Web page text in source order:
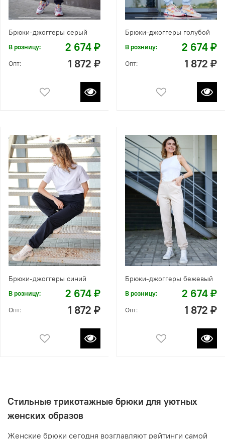
Брюки-джоггеры серый
В розницу: 2 674 ₽
Опт: 1 872 ₽
Брюки-джоггеры голубой
В розницу: 2 674 ₽
Опт: 1 872 ₽
Брюки-джоггеры синий
В розницу: 2 674 ₽
Опт: 1 872 ₽
Брюки-джоггеры бежевый
В розницу: 2 674 ₽
Опт: 1 872 ₽
Стильные трикотажные брюки для уютных
женских образов
Женские брюки сегодня возглавляют рейтинги самой